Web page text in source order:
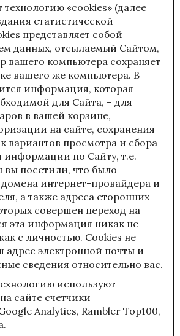
«cookies» (далее
статистической
представляет собой
данных, отсылаемый Сайтом,
вашего компьютера сохраняет
вашего же компьютера. В
информация, которая
для Сайта, – для
в вашей корзине,
на сайте, сохранения
вариантов просмотра и сбора
информации по Сайту, т.е.
вы посетили, что было
интернет-провайдера и
а также адреса сторонних
совершен переход на
эта информация никак не
с личностью. Cookies не
адрес электронной почты и
сведения относительно вас.
используют
сайте счетчики
Analytics, Rambler Top100,